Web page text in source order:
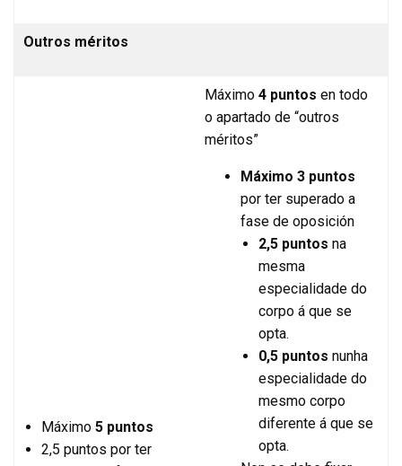
Outros méritos
Máximo 5 puntos
2,5 puntos por ter
Máximo 4 puntos en todo
o apartado de “outros
méritos”
Máximo 3 puntos
por ter superado a
fase de oposición
2,5 puntos na
mesma
especialidade do
corpo á que se
opta.
0,5 puntos nunha
especialidade do
mesmo corpo
diferente á que se
opta.